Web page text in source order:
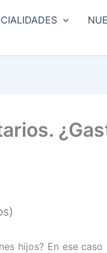
hijos? En ese